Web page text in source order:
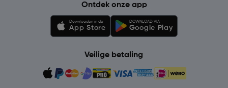
Ontdek onze app
Downloaden in de
App Store
DOWNLOAD VIA
Google Play
Veilige betaling